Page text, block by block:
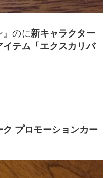
』のに新キャラクター
イテム「エクスカリバ
ク プロモーションカー